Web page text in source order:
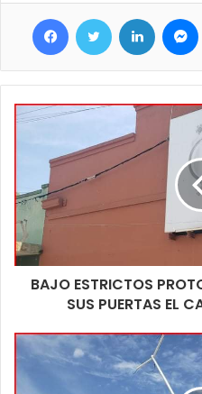
Facebook Twitter LinkedIn
BAJO ESTRICTOS
SUS PUERTAS EL